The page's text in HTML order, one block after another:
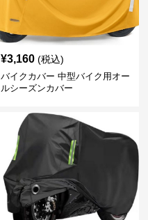
¥3,160 (税込)
バイクカバー 中型バイク用オー
ルシーズンカバー